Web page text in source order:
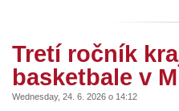
Tretí ročník
basketbale v
Wednesday, 24. 6. 2026 o 14:12